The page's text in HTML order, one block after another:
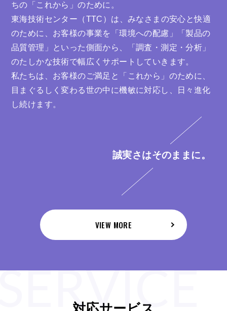
ちの「これから」のために。
東海技術センター（TTC）は、みなさまの安心と快適
のために、お客様の事業を「環境への配慮」「製品の
品質管理」といった側面から、「調査・測定・分析」
のたしかな技術で幅広くサポートしていきます。
私たちは、お客様のご満足と「これから」のために、
目まぐるしく変わる世の中に機敏に対応し、日々進化
し続けます。
誠実さはそのままに。
VIEW MORE